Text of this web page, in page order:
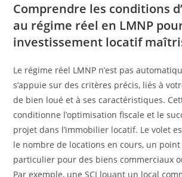
Comprendre les conditions
au régime réel en LMNP
investissement locatif
Le régime réel LMNP n’est pas
s’appuie sur des critères précis, liés à
de bien loué et à ses caractéristiques.
conditionne l’optimisation fiscale et le
projet dans l’immobilier locatif. Le volet
le nombre de locations en cours, un
particulier pour des biens commerciaux
Par exemple, une SCI louant un local